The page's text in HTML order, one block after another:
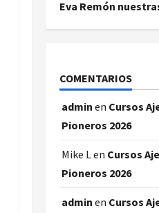
Eva Remón
COMENTARIOS
admin en Cursos
Pioneros 2026
Mike Len Cursos
Pioneros 2026
admin en Cursos